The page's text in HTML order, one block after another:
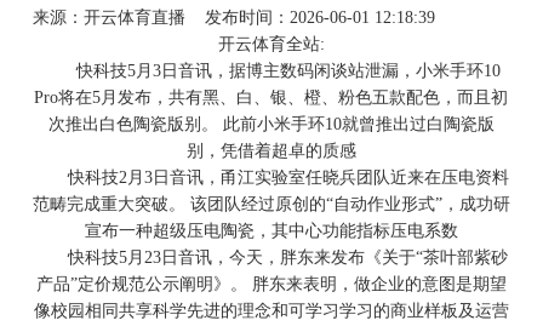
来源： 开云体育直播 发布时间：2026-06-01 12:18:39
开云体育全站:
快科技5月3日音讯，据博主数码闲谈站泄漏，小米手环10
Pro将在5月发布，共有黑、白、银、橙、粉色五款配色，而且初
次推出白色陶瓷版别。 此前小米手环10就曾推出过白陶瓷版
别，凭借着超卓的质感
快科技2月3日音讯，甬江实验室任晓兵团队近来在压电资料
范畴完成重大突破。 该团队经过原创的“自动作业形式”，成功研
宣布一种超级压电陶瓷，其中心功能指标压电系数
快科技5月23日音讯，今天，胖东来发布《关于“茶叶部紫砂
产品”定价规范公示阐明》。 胖东来表明，做企业的意图是期望
像校园相同共享科学先进的理念和可学习学习的商业样板及运营